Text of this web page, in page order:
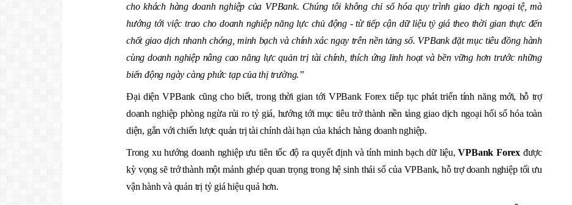
cho khách hàng doanh nghiệp của VPBank. Chúng tôi không chỉ số hóa quy trình giao dịch ngoại tệ, mà
hướng tới việc trao cho doanh nghiệp năng lực chủ động - từ tiếp cận dữ liệu tỷ giá theo thời gian thực đến
chốt giao dịch nhanh chóng, minh bạch và chính xác ngay trên nền tảng số. VPBank đặt mục tiêu đồng hành
cùng doanh nghiệp nâng cao năng lực quản trị tài chính, thích ứng linh hoạt và bền vững hơn trước những
biến động ngày càng phức tạp của thị trường.”
Đại diện VPBank cũng cho biết, trong thời gian tới VPBank Forex tiếp tục phát triển tính năng mới, hỗ trợ
doanh nghiệp phòng ngừa rủi ro tỷ giá, hướng tới mục tiêu trở thành nền tảng giao dịch ngoại hối số hóa toàn
diện, gắn với chiến lược quản trị tài chính dài hạn của khách hàng doanh nghiệp.
Trong xu hướng doanh nghiệp ưu tiên tốc độ ra quyết định và tính minh bạch dữ liệu,VPBank Forex được
kỳ vọng sẽ trở thành một mảnh ghép quan trọng trong hệ sinh thái số của VPBank, hỗ trợ doanh nghiệp tối ưu
vận hành và quản trị tỷ giá hiệu quả hơn.